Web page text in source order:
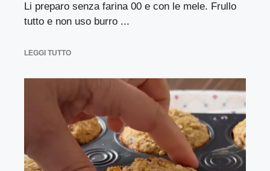
Li preparo senza farina 00 e con le mele. Frullo
tutto e non uso burro ...
LEGGI TUTTO